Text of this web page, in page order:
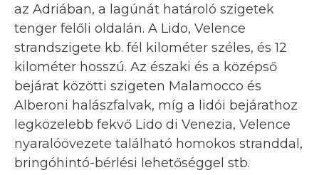
az Adriában, a lagúnát határoló szigetek
tenger felőli oldalán. A Lido, Velence
strandszigete kb. fél kilométer széles, és 12
kilométer hosszú. Az északi és a középső
bejárat közötti szigeten Malamocco és
Alberoni halászfalvak, míg a lidói bejárathoz
legközelebb fekvő Lido di Venezia, Velence
nyaralóövezete található homokos stranddal,
bringóhintó-bérlési lehetőséggel stb.